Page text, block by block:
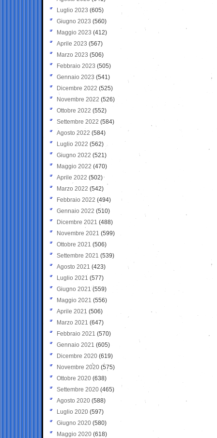
Luglio 2023 (605)
Giugno 2023 (560)
Maggio 2023 (412)
Aprile 2023 (567)
Marzo 2023 (506)
Febbraio 2023 (505)
Gennaio 2023 (541)
Dicembre 2022 (525)
Novembre 2022 (526)
Ottobre 2022 (552)
Settembre 2022 (584)
Agosto 2022 (584)
Luglio 2022 (562)
Giugno 2022 (521)
Maggio 2022 (470)
Aprile 2022 (502)
Marzo 2022 (542)
Febbraio 2022 (494)
Gennaio 2022 (510)
Dicembre 2021 (488)
Novembre 2021 (599)
Ottobre 2021 (506)
Settembre 2021 (539)
Agosto 2021 (423)
Luglio 2021 (577)
Giugno 2021(559)
Maggio 2021 (556)
Aprile 2021 (506)
Marzo 2021 (647)
Febbraio 2021 (570)
Gennaio 2021 (605)
Dicembre 2020 (619)
Novembre 2020 (575)
Ottobre 2020 (638)
Settembre 2020(465)
Agosto 2020 (588)
Luglio 2020 (597)
Giugno 2020 (580)
Maggio 2020 (618)